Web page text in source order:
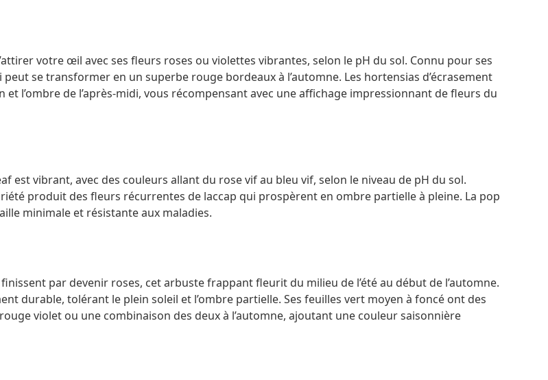
votre œil avec ses fleurs roses ou violettes vibrantes, selon le pH du sol. Connu pour ses
se transformer en un superbe rouge bordeaux à l’automne. Les hortensias d’écrasement
l’ombre de l’après-midi, vous récompensant avec une affichage impressionnant de fleurs du
est vibrant, avec des couleurs allant du rose vif au bleu vif, selon le niveau de pH du sol.
produit des fleurs récurrentes de laccap qui prospèrent en ombre partielle à pleine. La pop
minimale et résistante aux maladies.
par devenir roses, cet arbuste frappant fleurit du milieu de l’été au début de l’automne.
durable, tolérant le plein soleil et l’ombre partielle. Ses feuilles vert moyen à foncé ont des
violet ou une combinaison des deux à l’automne, ajoutant une couleur saisonnière